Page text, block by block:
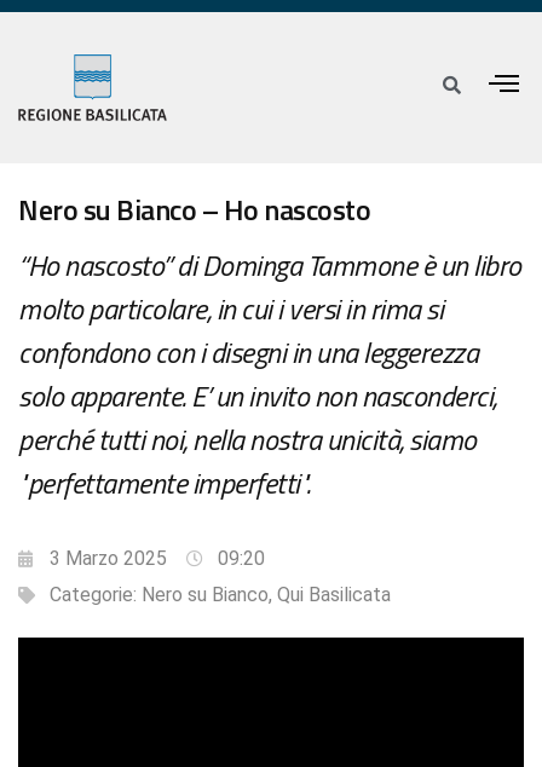
Nero su Bianco – Ho nascosto
“Ho nascosto” di Dominga Tammone è un libro
molto particolare, in cui i versi in rima si
confondono con i disegni in una leggerezza
solo apparente. E’ un invito non nasconderci,
perché tutti noi, nella nostra unicità, siamo
"perfettamente imperfetti".
3 Marzo 2025
09:20
Categorie: Nero su Bianco, Qui Basilicata